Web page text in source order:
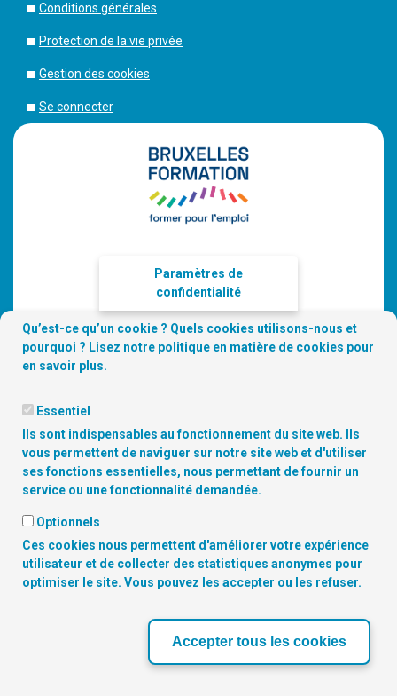
Conditions générales
Protection de la vie privée
Gestion des cookies
Se connecter
Copyright© 2026 Digitalcity.brussels | Trouvez-nous sur les
réseaux sociaux:
NOS PARTENAIRES
Paramètres de
confidentialité
Qu’est-ce qu’un cookie ? Quels cookies utilisons-nous et
pourquoi ? Lisez notre politique en matière de cookies pour
en savoir plus.
Essentiel
Ils sont indispensables au fonctionnement du site web. Ils
vous permettent de naviguer sur notre site web et d'utiliser
ses fonctions essentielles, nous permettant de fournir un
service ou une fonctionnalité demandée.
Optionnels
Ces cookies nous permettent d'améliorer votre expérience
utilisateur et de collecter des statistiques anonymes pour
optimiser le site. Vous pouvez les accepter ou les refuser.
Accepter tous les cookies